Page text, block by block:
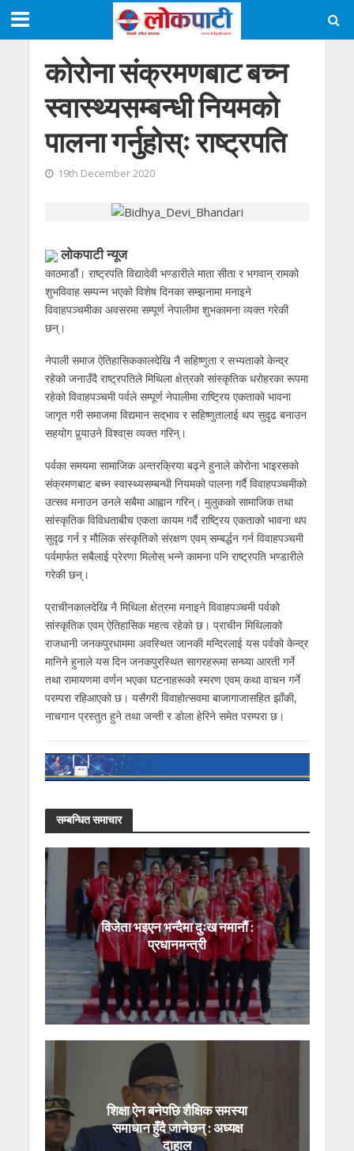
कोरोना संक्रमणबाट बच्न
स्वास्थ्यसम्बन्धी नियमको
पालना गर्नुहोस्ः राष्ट्रपति
19th December 2020
लोकपाटी न्यूज
काठमाडौं। राष्ट्रपति विद्यादेवी भण्डारीले माता सीता र भगवान् रामको
शुभविवाह सम्पन्न भएको विशेष दिनका सम्झनामा मनाइने
विवाहपञ्चमीका अवसरमा सम्पूर्ण नेपालीमा शुभकामना व्यक्त गरेकी
छन्।
नेपाली समाज ऐतिहासिककालदेखि नै सहिष्णुता र सभ्यताको केन्द्र
रहेको जनाउँदै राष्ट्रपतिले मिथिला क्षेत्रको सांस्कृतिक धरोहरका रूपमा
रहेको विवाहपञ्चमी पर्वले सम्पूर्ण नेपालीमा राष्ट्रिय एकताको भावना
जागृत गरी समाजमा विद्यमान सद्‌भाव र सहिष्णुतालाई थप सुदृढ बनाउन
सहयोग पुर्‍याउने विश्वा्स व्यक्त गरिन्।
पर्वका समयमा सामाजिक अन्तरक्रिया बढ्ने हुनाले कोरोना भाइरसको
संक्रमणबाट बच्न स्वास्थ्यसम्बन्धी नियमको पालना गर्दै विवाहपञ्चमीको
उत्सव मनाउन उनले सबैमा आह्वान गरिन्। मुलुकको सामाजिक तथा
सांस्कृतिक विविधताबीच एकता कायम गर्दै राष्ट्रिय एकताको भावना थप
सुदृढ गर्न र मौलिक संस्कृतिको संरक्षण एवम् सम्बर्द्धन गर्न विवाहपञ्चमी
पर्वमार्फत सबैलाई प्रेरणा मिलोस् भन्ने कामना पनि राष्ट्रपति भण्डारीले
गरेकी छन्।
प्राचीनकालदेखि नै मिथिला क्षेत्रमा मनाइने विवाहपञ्चमी पर्वको
सांस्कृतिक एवम् ऐतिहासिक महत्व रहेको छ। प्राचीन मिथिलाको
राजधानी जनकपुरधाममा अवस्थित जानकी मन्दिरलाई यस पर्वको केन्द्र
मानिने हुनाले यस दिन जनकपुरस्थित सागरहरूमा सन्ध्या आरती गर्ने
तथा रामायणमा वर्णन भएका घटनाहरूको स्मरण एवम् कथा वाचन गर्ने
परम्परा रहिआएको छ। यसैगरी विवाहोत्सवमा बाजागाजासहित झाँकी,
नाचगान प्रस्तुत हुने तथा जन्ती र डोला हेरिने समेत परम्परा छ।
सम्बन्धित समाचार
विजेता भइएन भन्दैमा दुःख नमानौं :
प्रधानमन्त्री
शिक्षा ऐन बनेपछि शैक्षिक समस्या
समाधान हुँदै जानेछन् : अध्यक्ष
दाहाल